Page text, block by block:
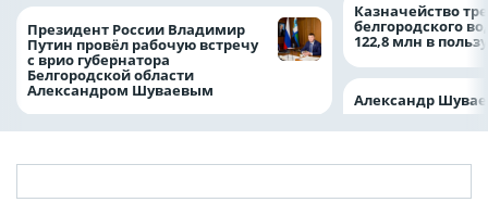
Президент России Владимир
Путин провёл рабочую встречу
с врио губернатора
Белгородской области
Александром Шуваевым
Казначейство
белгородского
122,8 млн в
Александр